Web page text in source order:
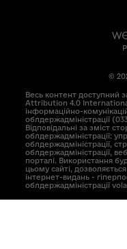
©
Весь контент доступний
Attribution 4.0
інформаційно-
облдержадміністрації
Відповідальні за зміст
облдержадміністрації:
облдержадміністрації,
облдержадміністрації,
порталі. Використання
цьому сайті,
інтернет-видань -
облдержадміністрації